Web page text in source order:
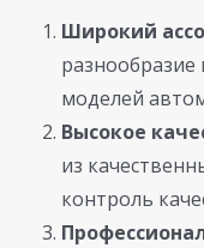
Широкий
разнообразие
моделей
Высокое
из
контроль